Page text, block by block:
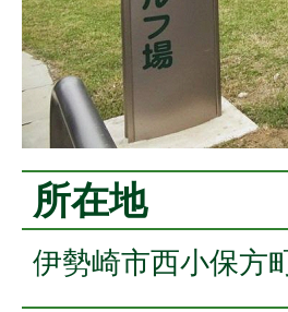
所在地
伊勢崎市西小保方